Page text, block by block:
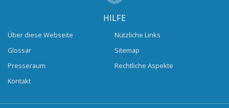
HILFE
Über diese Webseite
Glossar
Presseraum
Kontakt
Nützliche Links
Sitemap
Rechtliche Aspekte